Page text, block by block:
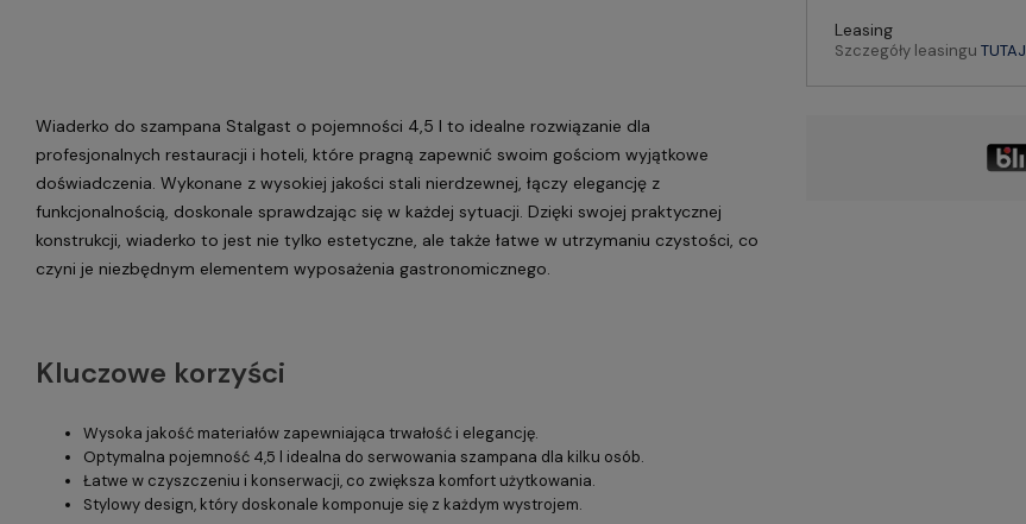
Wiaderko do szampana Stalgast o pojemności 4,5 l to idealne rozwiązanie dla
profesjonalnych restauracji i hoteli, które pragną zapewnić swoim gościom wyjątkowe
doświadczenia. Wykonane z wysokiej jakości stali nierdzewnej, łączy elegancję z
funkcjonalnością, doskonale sprawdzając się w każdej sytuacji. Dzięki swojej praktycznej
konstrukcji, wiaderko to jest nie tylko estetyczne, ale także łatwe w utrzymaniu czystości, co
czyni je niezbędnym elementem wyposażenia gastronomicznego.
Kluczowe korzyści
Wysoka jakość materiałów zapewniająca trwałość i elegancję.
Optymalna pojemność 4,5 l idealna do serwowania szampana dla kilku osób.
Łatwe w czyszczeniu i konserwacji, co zwiększa komfort użytkowania.
Stylowy design, który doskonale komponuje się z każdym wystrojem.
Leasing
Szczegóły leasinguTUTAJ